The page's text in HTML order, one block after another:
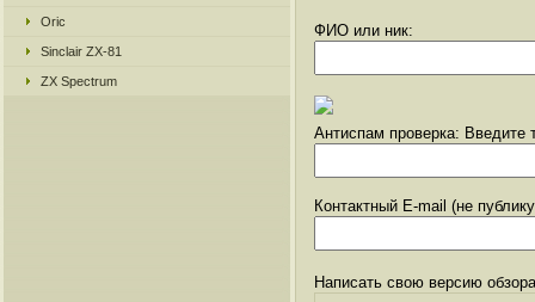
Oric
Sinclair ZX-81
ZX Spectrum
ФИО или ник:
Антиспам проверка: Введите
Контактный E-mail (не
Написать свою версию